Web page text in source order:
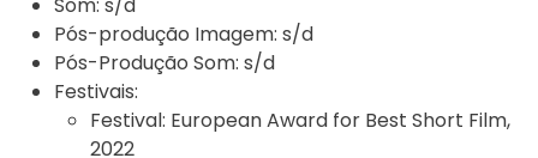
Som: s/d
Pós-produção Imagem: s/d
Pós-Produção Som: s/d
Festivais:
Festival: European Award for Best Short Film,
2022